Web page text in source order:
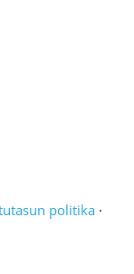
politika·